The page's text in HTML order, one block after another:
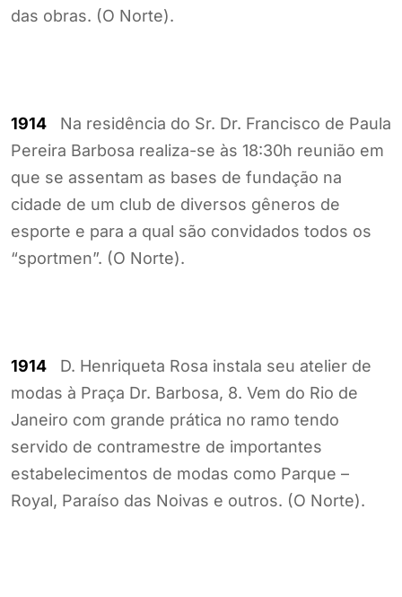
das obras. (O Norte).
1914 Na residência do Sr. Dr. Francisco de Paula
Pereira Barbosa realiza-se às 18:30h reunião em
que se assentam as bases de fundação na
cidade de um club de diversos gêneros de
esporte e para a qual são convidados todos os
“sportmen”. (O Norte).
1914 D. Henriqueta Rosa instala seu atelier de
modas à Praça Dr. Barbosa, 8. Vem do Rio de
Janeiro com grande prática no ramo tendo
servido de contramestre de importantes
estabelecimentos de modas como Parque –
Royal, Paraíso das Noivas e outros. (O Norte).